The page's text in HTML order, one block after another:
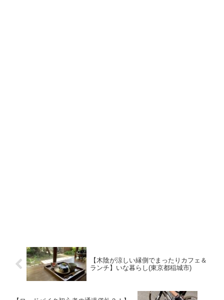
【木陰が涼しい縁側でまったりカフェ＆
ランチ】いな暮らし(東京都稲城市)